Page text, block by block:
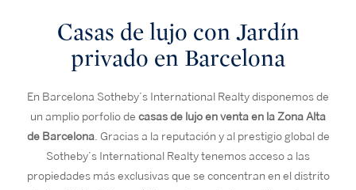
Casas de lujo con Jardín
privado en Barcelona
En Barcelona Sotheby’s International Realty disponemos de
un amplio porfolio de casas de lujo en venta en la Zona Alta
de Barcelona. Gracias a la reputación y al prestigio global de
Sotheby’s International Realty tenemos acceso a las
propiedades más exclusivas que se concentran en el distrito